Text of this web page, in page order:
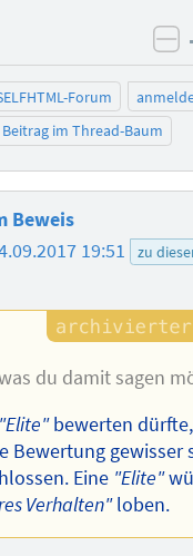
Forum
Beitrag im Thread-Baum
Beweis
19:51 zu
du damit sagen
"Elite"bewerten
Bewertung gewisser
Eine "Elite"
Verhalten"loben.